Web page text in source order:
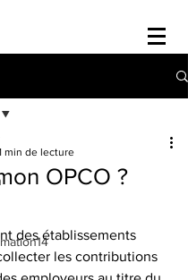
OPCO ?
min de lecture
des établissements
les contributions